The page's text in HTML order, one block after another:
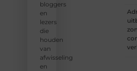
bloggers
en
lezers
die
houden
van
afwisseling
en